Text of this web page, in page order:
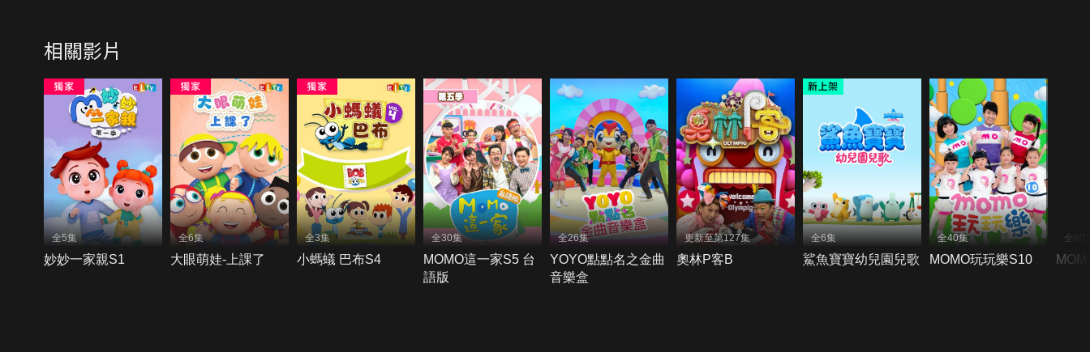
相關影片
全5集
妙妙一家親S1
全6集
大眼萌娃-上課了
全3集
小螞蟻 巴布S4
全30集
MOMO這一家S5 台
語版
全26集
YOYO點點名之金曲
音樂盒
更新至第127集
奧林P客B
全6集
鯊魚寶寶幼兒園兒歌
全40集
MOMO玩玩樂S10
全60